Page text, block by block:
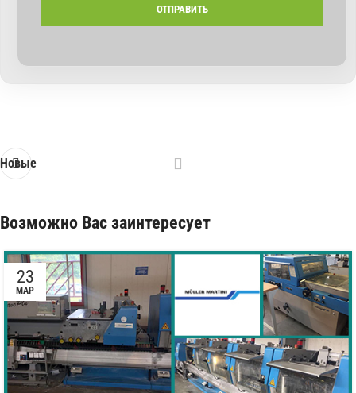
Новые
Возможно Вас заинтересует
23
МАР